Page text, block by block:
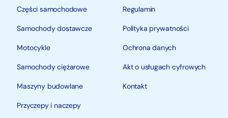
Części samochodowe
Samochody dostawcze
Motocykle
Samochody ciężarowe
Maszyny budowlane
Przyczepy i naczepy
Regulamin
Polityka prywatności
Ochrona danych
Akt o usługach cyfrowych
Kontakt